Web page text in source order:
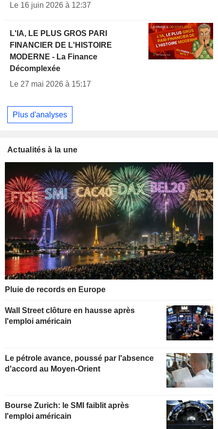
Le 16 juin 2026 à 12:37
L'IA, LE PLUS GROS PARI
FINANCIER DE L'HISTOIRE
MODERNE - La Finance
Décomplexée
Le 27 mai 2026 à 15:17
Plus d'analyses
Actualités à la une
Pluie de records en Europe
Wall Street clôture en hausse après
l'emploi américain
Le pétrole avance, poussé par l'absence
d'accord au Moyen-Orient
Bourse Zurich: le SMI faiblit après
l'emploi américain